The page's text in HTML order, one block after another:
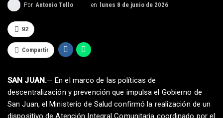
Por Antonio Tello en lunes 8 de junio de 2026
92
Compartir
SAN JUAN.— En el marco de las políticas de
descentralización y prevención que impulsa el Gobierno de
San Juan, el Ministerio de Salud confirmó la realización de un
dispositivo de Atención Integral Comunitaria coordinado por el